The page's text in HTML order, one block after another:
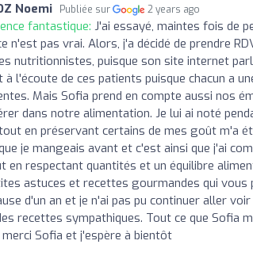
Noemi Publiée sur 2 years ago
fantastique: J'ai essayé, maintes fois de
n'est pas vrai. Alors, j'a décidé de prendre
nutritionnistes, puisque son site internet
à l'écoute de ces patients puisque chacun a
Mais Sofia prend en compte aussi nos
dans notre alimentation. Je lui ai noté
en préservant certains de mes goût m'a
je mangeais avant et c'est ainsi que j'ai
en respectant quantités et un équilibre
astuces et recettes gourmandes qui
d'un an et je n'ai pas pu continuer aller
recettes sympathiques. Tout ce que Sofia
Sofia et j'espère à bientôt